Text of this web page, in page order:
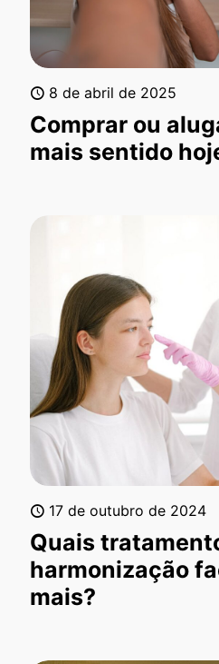
8 de abril de 2025
Comprar ou
mais sentido
17 de outubro de 2024
Quais
harmonização
mais?